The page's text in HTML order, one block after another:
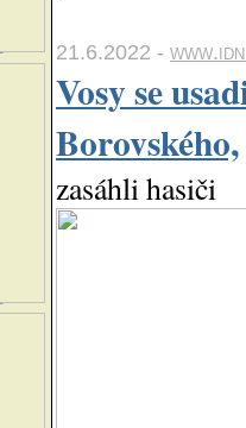
21.6.2022 -
Vosy se
Borovského,
zasáhli hasiči